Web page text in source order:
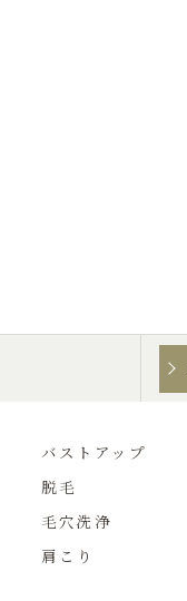
バストアップ
脱毛
毛穴洗浄
肩こり